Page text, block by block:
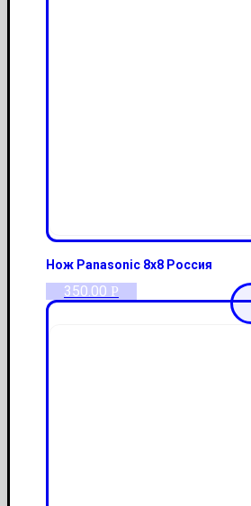
Нож Panasonic 8х8 Россия
350.00 Р